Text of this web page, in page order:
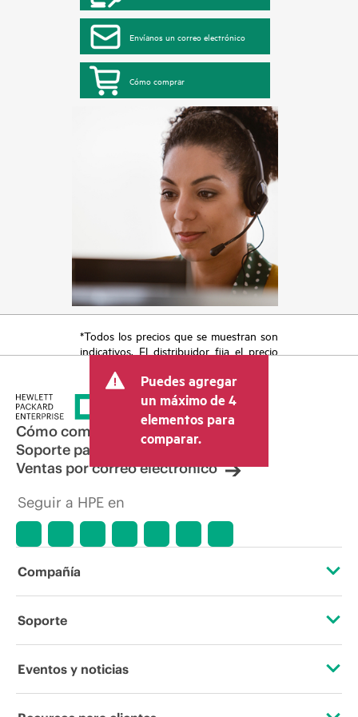
Envíanos un correo electrónico
Cómo comprar
*Todos los precios que se muestran son
indicativos. El distribuidor fija el precio
otros conceptos, como los impuestos a
la venta, el IVA y el envío. El precio de la
transacción que establece el distribuidor
puede variar con respecto a otros
distribuidores y al precio indicativo
mostrado. El precio indicativo puede
incluir ofertas promocionales por tiempo
hacer ajustes de precios en cualquier
condiciones del mercado,
promociones de fin de la vida útil y
Puedes agregar
un máximo de 4
elementos para
comparar.
Cómo comprar
Soporte para productos
Ventas por correo electrónico
Seguir a HPE en
Compañía
Acerca de HPE
Soporte
Servicios de soporte operativo
Eventos y noticias
Eventos